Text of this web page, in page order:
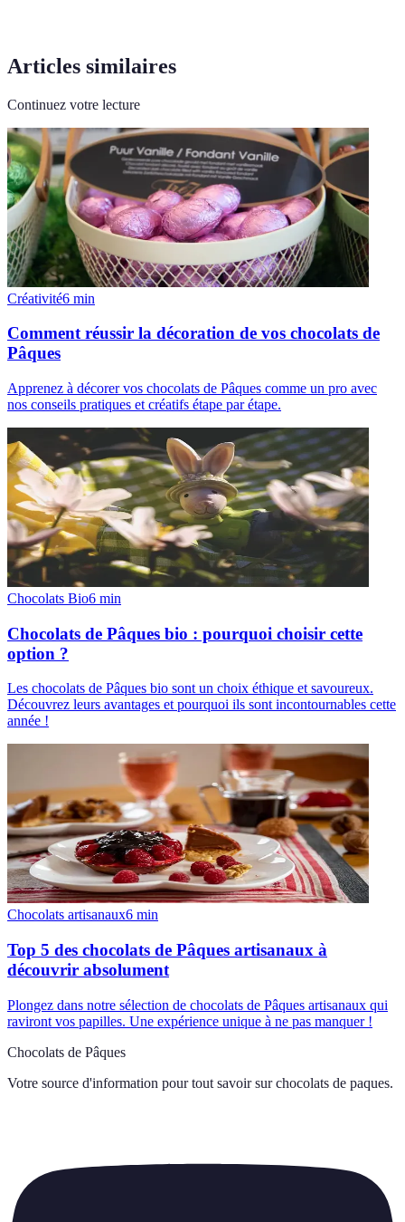
Articles similaires
Continuez votre lecture
Créativité6 min
Comment réussir la décoration de vos chocolats de
Pâques
Apprenez à décorer vos chocolats de Pâques comme un pro avec
nos conseils pratiques et créatifs étape par étape.
Chocolats Bio6 min
Chocolats de Pâques bio : pourquoi choisir cette
option ?
Les chocolats de Pâques bio sont un choix éthique et savoureux.
Découvrez leurs avantages et pourquoi ils sont incontournables cette
année !
Chocolats artisanaux6 min
Top 5 des chocolats de Pâques artisanaux à
découvrir absolument
Plongez dans notre sélection de chocolats de Pâques artisanaux qui
raviront vos papilles. Une expérience unique à ne pas manquer !
Chocolats de Pâques
Votre source d'information pour tout savoir sur chocolats de paques.